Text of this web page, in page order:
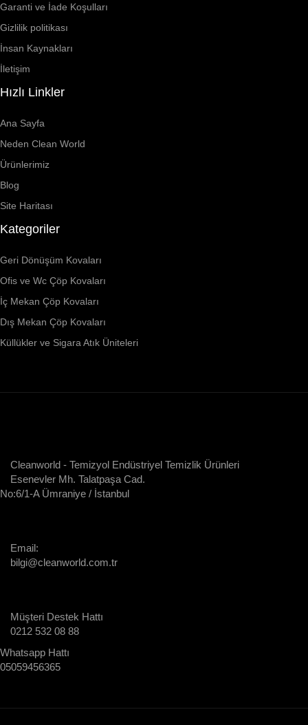
Garanti ve İade Koşulları
Gizlilik politikası
İnsan Kaynakları
İletişim
Hızlı Linkler
Ana Sayfa
Neden Clean World
Ürünlerimiz
Blog
Site Haritası
Kategoriler
Geri Dönüşüm Kovaları
Ofis ve Wc Çöp Kovaları
İç Mekan Çöp Kovaları
Dış Mekan Çöp Kovaları
Küllükler ve Sigara Atık Üniteleri
Cleanworld - Temizyol Endüstriyel Temizlik Ürünleri
Esenevler Mh. Talatpaşa Cad.
No:6/1-A Ümraniye / İstanbul
Email:
bilgi@cleanworld.com.tr
Müşteri Destek Hattı
0212 532 08 88
Whatsapp Hattı
05059456365